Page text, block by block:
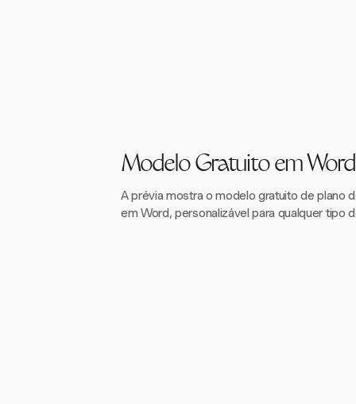
Modelo Gratuito em
A prévia mostra o modelo gratuito de plano
em Word, personalizável para qualquer tipo